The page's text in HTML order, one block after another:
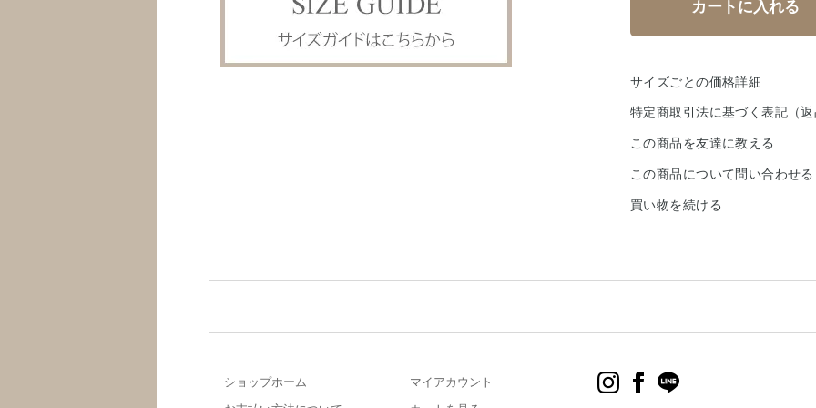
サイズごとの価格詳細
特定商取引法に基づく表記（
この商品を友達に教える
この商品について問い合わせる
買い物を続ける
ショップホーム マイアカウント